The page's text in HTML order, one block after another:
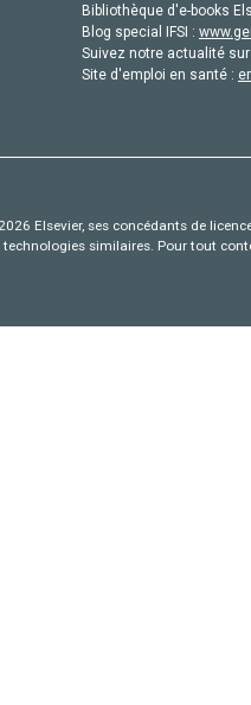
Bibliothèque d'e-books
Blog special IFSI :
Suivez notre actualité
Site d'emploi en santé :
Elsevier, ses concédants de
similaires. Pour tout